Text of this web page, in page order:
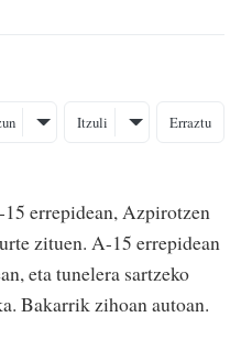
Itzuli Erraztu
errepidean, Azpirotzen
zituen. A-15 errepidean
eta tunelera sartzeko
Bakarrik zihoan autoan.